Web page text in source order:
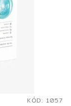
KÓD: 1057